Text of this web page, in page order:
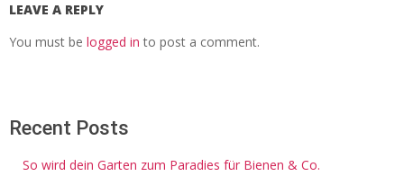
LEAVE A REPLY
You must be logged in to post a comment.
Recent Posts
So wird dein Garten zum Paradies für Bienen & Co.